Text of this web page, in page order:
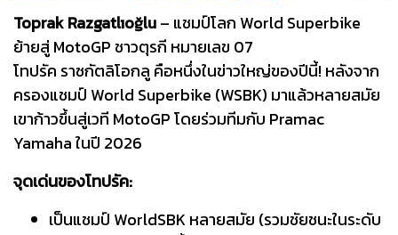
Toprak Razgatlıoğlu– แชมป์โลก World Superbike
ย้ายสู่ MotoGP ชาวตุรกี หมายเลข 07
โทปรัค ราซกัตลิโอกลู คือหนึ่งในข่าวใหญ่ของปีนี้! หลังจาก
ครองแชมป์ World Superbike (WSBK) มาแล้วหลายสมัย
เขาก้าวขึ้นสู่เวที MotoGP โดยร่วมทีมกับ Pramac
Yamaha ในปี 2026
จุดเด่นของโทปรัค:
เป็นแชมป์ WorldSBK หลายสมัย (รวมชัยชนะในระดับ